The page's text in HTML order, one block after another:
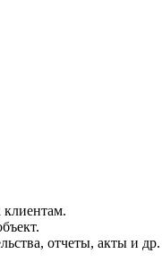
отчеты, акты и